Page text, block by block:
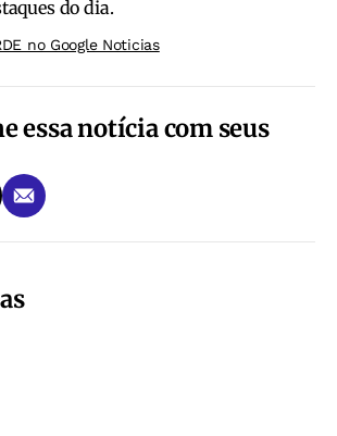
do dia.
no Google Noticias
essa notícia com seus